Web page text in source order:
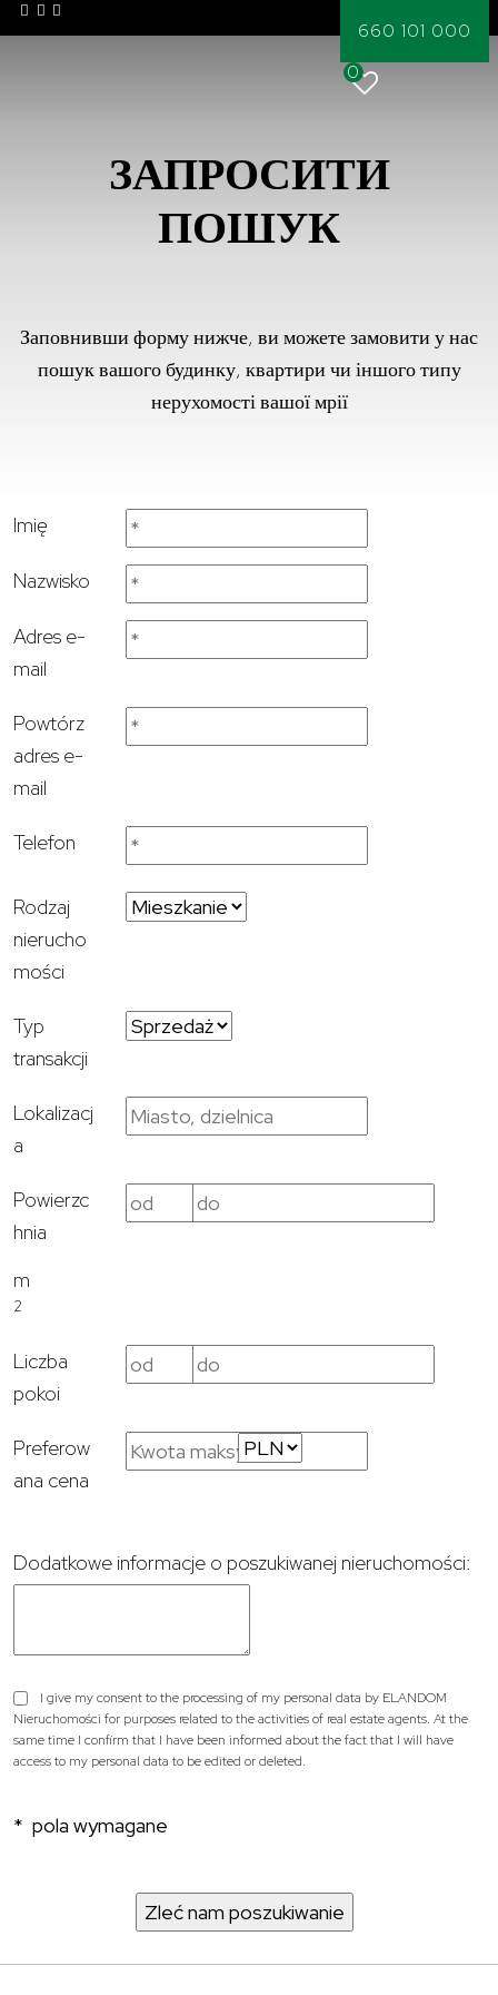
660 101 000
0
ЗАПРОСИТИ
ПОШУК
Заповнивши форму нижче, ви можете замовити у нас
пошук вашого будинку, квартири чи іншого типу
нерухомості вашої мрії
Imię
Nazwisko
Adres e-
mail
Powtórz
adres e-
mail
Telefon
Rodzaj
nierucho
mości
Typ
transakcji
Lokalizacj
a
Powierzc
hnia
m
2
Liczba
pokoi
Preferow
ana cena
Dodatkowe informacje o poszukiwanej nieruchomości:
I give my consent to the processing of my personal data by ELANDOM
Nieruchomości for purposes related to the activities of real estate agents. At the
same time I confirm that I have been informed about the fact that I will have
access to my personal data to be edited or deleted.
* pola wymagane